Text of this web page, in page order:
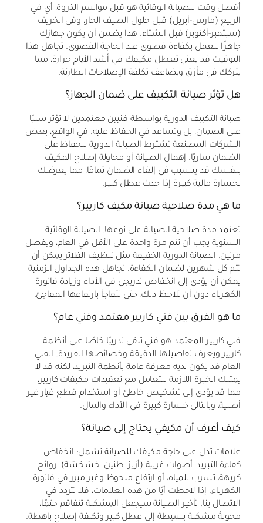
أفضل وقت للصيانة الوقائية هو قبل مواسم الذروة، أي في
الربيع (مارس-أبريل) قبل حلول الصيف الحار، وفي الخريف
(سبتمبر-أكتوبر) قبل الشتاء. هذا يضمن أن يكون جهازك
جاهزًا للعمل بكفاءة قصوى عند الحاجة القصوى. تجاهل هذا
التوقيت قد يعني تعطل مكيفك في أشد الأيام حرارة، مما
يتركك في مأزق ويضاعف تكلفة الإصلاحات الطارئة.
هل تؤثر صيانة التكييف على ضمان الجهاز؟
صيانة التكييف الدورية بواسطة فنيين معتمدين لا تؤثر سلبًا
على الضمان، بل وتساعد في الحفاظ عليه. في الواقع، بعض
الشركات المصنعة تشترط الصيانة الدورية للحفاظ على
الضمان ساريًا. إهمال الصيانة أو محاولة إصلاح المكيف
بنفسك قد يتسبب في إلغاء الضمان تمامًا، مما يعرضك
لخسارة مالية كبيرة إذا حدث عطل كبير.
ما هي مدة صلاحية صيانة مكيف كاريير؟
تعتمد مدة صلاحية الصيانة على نوعها. الصيانة الوقائية
السنوية يجب أن تتم مرة واحدة على الأقل في العام، ويفضل
مرتين. الصيانة الدورية الخفيفة مثل تنظيف الفلاتر يمكن أن
تتم كل شهرين لضمان الكفاءة. تجاهل هذه الجداول الزمنية
يمكن أن يؤدي إلى انخفاض تدريجي في الأداء وزيادة فاتورة
الكهرباء دون أن تلاحظ ذلك، حتى تتفاجأ بارتفاعها المفاجئ.
ما هو الفرق بين فني كاريير معتمد وفني عام؟
فني كاريير المعتمد هو فني تلقى تدريبًا خاصًا على أنظمة
كاريير ويعرف تفاصيلها الدقيقة وخصائصها الفريدة. الفني
العام قد يكون لديه معرفة عامة بأنظمة التبريد، لكنه قد لا
يمتلك الخبرة اللازمة للتعامل مع تعقيدات مكيفات كاريير،
مما قد يؤدي إلى تشخيص خاطئ أو استخدام قطع غيار غير
أصلية، وبالتالي خسارة كبيرة في الأداء والمال.
كيف أعرف أن مكيفي يحتاج إلى صيانة؟
علامات تدل على حاجة مكيفك للصيانة تشمل: انخفاض
كفاءة التبريد، أصوات غريبة (أزيز، طنين، خشخشة)، روائح
كريهة، تسرب للمياه، أو ارتفاع ملحوظ وغير مبرر في فاتورة
الكهرباء. إذا لاحظت أيًا من هذه العلامات، فلا تتردد في
الاتصال بنا. تأخير الصيانة سيجعل المشكلة تتفاقم حتمًا،
محولةً مشكلة بسيطة إلى عطل كبير وتكلفة إصلاح باهظة.